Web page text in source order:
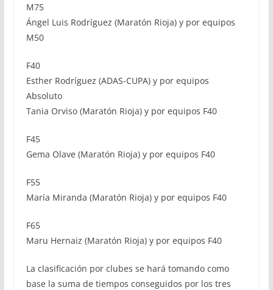
M75
Ángel Luis Rodríguez (Maratón Rioja) y por equipos
M50
F40
Esther Rodríguez (ADAS-CUPA) y por equipos
Absoluto
Tania Orviso (Maratón Rioja) y por equipos F40
F45
Gema Olave (Maratón Rioja) y por equipos F40
F55
María Miranda (Maratón Rioja) y por equipos F40
F65
Maru Hernaiz (Maratón Rioja) y por equipos F40
La clasificación por clubes se hará tomando como
base la suma de tiempos conseguidos por los tres